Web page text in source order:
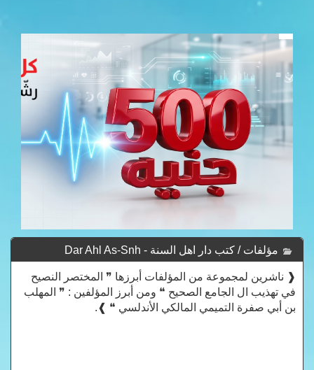
مؤلفات / كتب دار اهل السنة - Dar Ahl As-Snh
❰ ناشرين لمجموعة من المؤلفات أبرزها ❞ المختصر النصيح
في تهذيب ال الجامع الصحيح ❝ ومن أبرز المؤلفين : ❞ المهلب
بن أبي صفرة التميمي المالكي الأندلسي ❝ ❱.